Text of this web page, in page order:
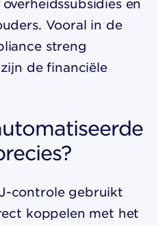
en
Vooral in de
streng
de financiële
controle gebruikt
koppelen met het